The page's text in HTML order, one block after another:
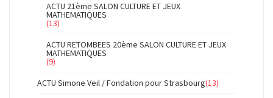
ACTU 21ème SALON CULTURE ET JEUX
MATHEMATIQUES
(13)
ACTU RETOMBEES 20ème SALON CULTURE ET JEUX
MATHEMATIQUES
(9)
ACTU Simone Veil / Fondation pour Strasbourg(13)